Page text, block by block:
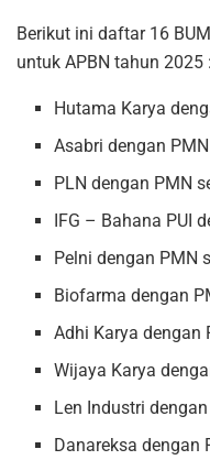
Berikut ini daftar 16
untuk APBN tahun 2025 :
Hutama Karya
Asabri dengan
PLN dengan PMN
IFG – Bahana PUI
Pelni dengan PMN
Biofarma dengan
Adhi Karya dengan
Wijaya Karya
Len Industri
Danareksa dengan